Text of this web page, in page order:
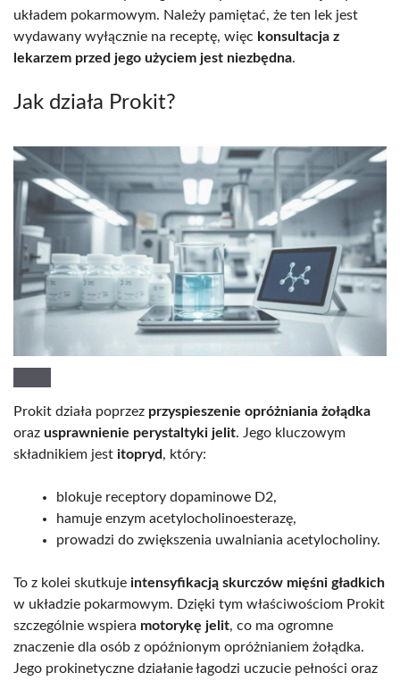
układem pokarmowym. Należy pamiętać, że ten lek jest
wydawany wyłącznie na receptę, więc konsultacja z
lekarzem przed jego użyciem jest niezbędna.
Jak działa Prokit?
Prokit działa poprzez przyspieszenie opróżniania żołądka
oraz usprawnienie perystaltyki jelit. Jego kluczowym
składnikiem jest itopryd, który:
blokuje receptory dopaminowe D2,
hamuje enzym acetylocholinoesterazę,
prowadzi do zwiększenia uwalniania acetylocholiny.
To z kolei skutkuje intensyfikacją skurczów mięśni gładkich
w układzie pokarmowym. Dzięki tym właściwościom Prokit
szczególnie wspiera motorykę jelit, co ma ogromne
znaczenie dla osób z opóźnionym opróżnianiem żołądka.
Jego prokinetyczne działanie łagodzi uczucie pełności oraz